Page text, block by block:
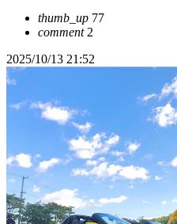
thumb_up 77
comment2
2025/10/13 21:52